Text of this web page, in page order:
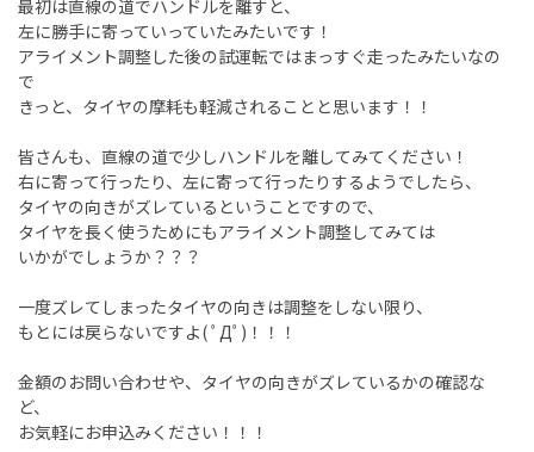
最初は直線の道でハンドルを離すと、
左に勝手に寄っていっていたみたいです！
アライメント調整した後の試運転ではまっすぐ走ったみたいなの
で
きっと、タイヤの摩耗も軽減されることと思います！！
皆さんも、直線の道で少しハンドルを離してみてください！
右に寄って行ったり、左に寄って行ったりするようでしたら、
タイヤの向きがズレているということですので、
タイヤを長く使うためにもアライメント調整してみては
いかがでしょうか？？？
一度ズレてしまったタイヤの向きは調整をしない限り、
もとには戻らないですよ( ﾟДﾟ)！！！
金額のお問い合わせや、タイヤの向きがズレているかの確認な
ど、
お気軽にお申込みください！！！